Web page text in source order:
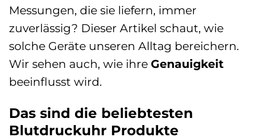
Messungen, die sie liefern, immer
zuverlässig? Dieser Artikel schaut, wie
solche Geräte unseren Alltag bereichern.
Wir sehen auch, wie ihre Genauigkeit
beeinflusst wird.
Das sind die beliebtesten
Blutdruckuhr Produkte